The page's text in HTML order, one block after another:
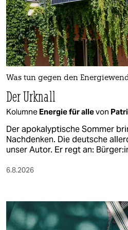
Was tun gegen den
Der Urknall
Kolumne Energie für allevon
Der apokalyptische Sommer
Nachdenken. Die deutsche
unser Autor. Er regt an:
6.8.2026